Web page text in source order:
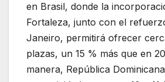
en Brasil, donde la
Fortaleza, junto con el
Janeiro, permitirá ofrecer
plazas, un 15 % más que en
manera, República